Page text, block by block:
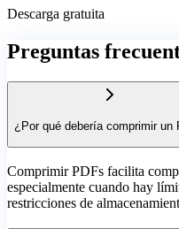
Descarga gratuita
Preguntas
¿Por qué debería comprimir un
Comprimir PDFs facilita
especialmente cuando hay
restricciones de